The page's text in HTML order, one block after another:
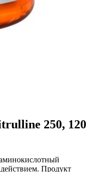
250, 120
Продукт